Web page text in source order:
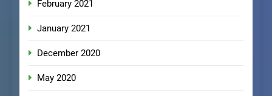
February 2021
January 2021
December 2020
May 2020